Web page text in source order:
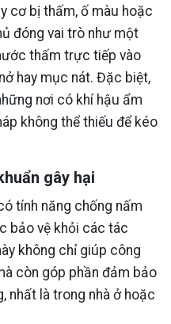
cơ bị thấm, ố màu hoặc
đóng vai trò như một
thấm trực tiếp vào
hay mục nát. Đặc biệt,
nơi có khí hậu ẩm
không thể thiếu để kéo
gây hại
tính năng chống nấm
bảo vệ khỏi các tác
không chỉ giúp công
còn góp phần đảm bảo
nhất là trong nhà ở hoặc